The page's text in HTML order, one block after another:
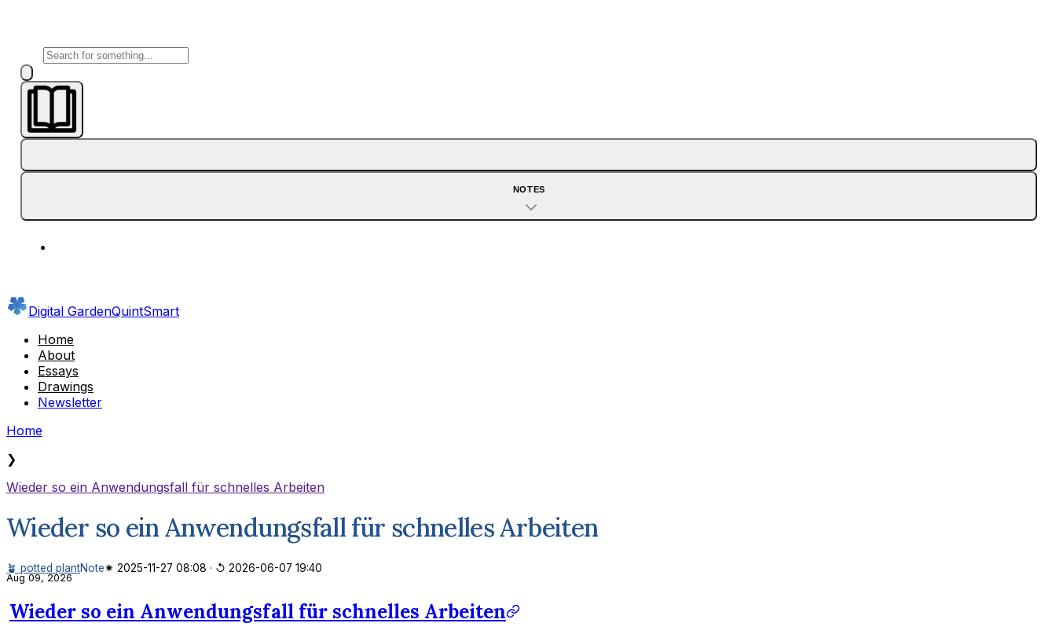
NOTES
Digital GardenQuintSmart
Home
About
Essays
Drawings
Newsletter
Home
❯
Wieder so ein Anwendungsfall für schnelles Arbeiten
Wieder so ein Anwendungsfall für schnelles Arbeiten
🪴 potted plantNote✷ 2025-11-27 08:08 · ↺ 2026-06-07 19:40
Aug 09, 2026
Wieder so ein Anwendungsfall für schnelles Arbeiten